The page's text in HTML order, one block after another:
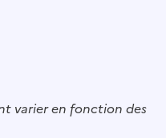
varier en fonction des